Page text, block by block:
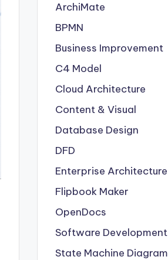
ArchiMate
BPMN
Business Improvement
C4 Model
Cloud Architecture
Content & Visual
Database Design
DFD
Enterprise Architecture
Flipbook Maker
OpenDocs
Software Development
State Machine Diagram